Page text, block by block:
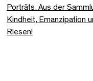
Porträts. Aus der
Kindheit, Emanzipation
Riesen!